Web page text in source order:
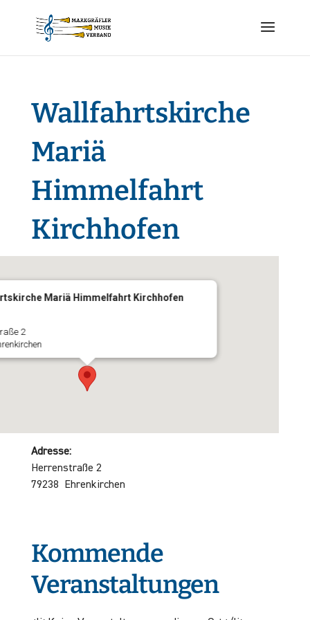
Wallfahrtskirche
Mariä
Himmelfahrt
Kirchhofen
Mariä Himmelfahrt Kirchhofen
2
Adresse:
Herrenstraße 2
79238 Ehrenkirchen
Kommende
Veranstaltungen